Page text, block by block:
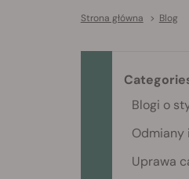
Strona główna > Blog
Blogi o
Uprawa